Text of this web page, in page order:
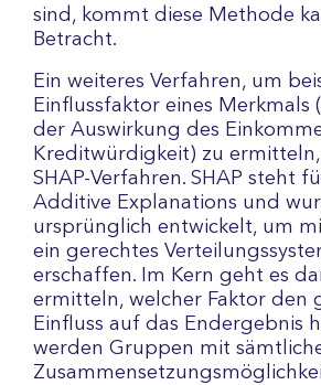
sind, kommt diese Methode
Betracht.
Ein weiteres Verfahren, um
Einflussfaktor eines Merkmals
der Auswirkung des
Kreditwürdigkeit) zu ermitteln,
SHAP-Verfahren. SHAP steht
Additive Explanations und
ursprünglich entwickelt, um
ein gerechtes
erschaffen. Im Kern geht es
ermitteln, welcher Faktor den
Einfluss auf das Endergebnis
werden Gruppen mit